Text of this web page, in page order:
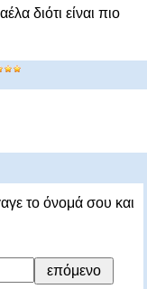
διότι είναι πιο
το όνομά σου και